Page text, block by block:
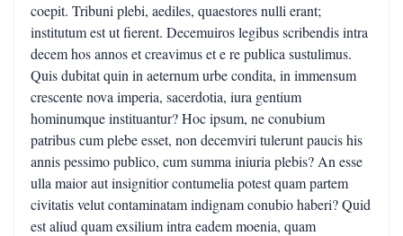
coepit. Tribuni plebi, aediles, quaestores nulli erant;
institutum est ut fierent. Decemuiros legibus scribendis intra
decem hos annos et creavimus et e re publica sustulimus.
Quis dubitat quin in aeternum urbe condita, in immensum
crescente nova imperia, sacerdotia, iura gentium
hominumque instituantur? Hoc ipsum, ne conubium
patribus cum plebe esset, non decemviri tulerunt paucis his
annis pessimo publico, cum summa iniuria plebis? An esse
ulla maior aut insignitior contumelia potest quam partem
civitatis velut contaminatam indignam conubio haberi? Quid
est aliud quam exsilium intra eadem moenia, quam